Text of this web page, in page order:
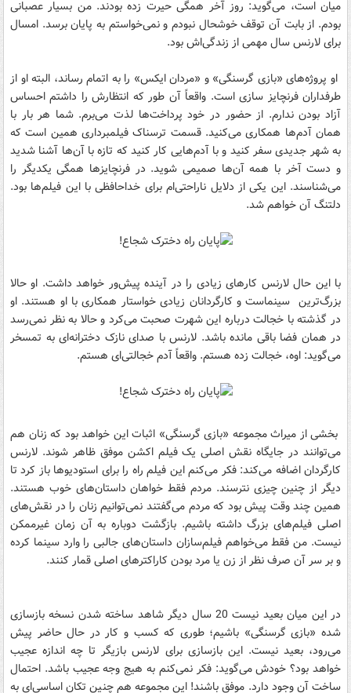
میان است، می‌گوید: روز آخر همگی حیرت زده بودند. من بسیار عصبانی
بودم. از بابت آن توقف خوشحال نبودم و نمی‌خواستم به پایان برسد. امسال
برای لارنس سال مهمی از زندگی‌اش بود.
او پروژه‌های «بازی گرسنگی» و «مردان ایکس» را به اتمام رساند، البته او از
طرفداران فرنچایز سازی است. واقعاً آن طور که انتظارش را داشتم احساس
آزاد بودن ندارم. از حضور در خود پرداخت‌ها لذت می‌برم. شما هر بار با
همان آدم‌ها همکاری می‌کنید. قسمت ترسناک فیلمبرداری همین است که
به شهر جدیدی سفر کنید و با آدم‌هایی کار کنید که تازه با آن‌ها آشنا شدید
و دست آخر با همه آن‌ها صمیمی شوید. در فرنچایزها همگی یکدیگر را
می‌شناسند. این یکی از دلایل ناراحتی‌ام برای خداحافظی با این فیلم‌ها بود.
دلتنگ آن خواهم شد.
با این حال لارنس کارهای زیادی را در آینده پیش‌ور خواهد داشت. او حالا
بزرگ‌ترین سینماست و کارگردانان زیادی خواستار همکاری با او هستند. او
در گذشته با خجالت درباره این شهرت صحبت می‌کرد و حالا به نظر نمی‌رسد
در همان فضا باقی مانده باشد. لارنس با صدای نازک دخترانه‌ای به تمسخر
می‌گوید: اوه، خجالت زده هستم. واقعاً آدم خجالتی‌ای هستم.
بخشی از میراث مجموعه «بازی گرسنگی» اثبات این خواهد بود که زنان هم
می‌توانند در جایگاه نقش اصلی یک فیلم اکشن موفق ظاهر شوند. لارنس
کارگردان اضافه می‌کند: فکر می‌کنم این فیلم راه را برای استودیوها باز کرد تا
دیگر از چنین چیزی نترسند. مردم فقط خواهان داستان‌های خوب هستند.
همین چند وقت پیش بود که مردم می‌گفتند نمی‌توانیم زنان را در نقش‌های
اصلی فیلم‌های بزرگ داشته باشیم. بازگشت دوباره به آن زمان غیرممکن
نیست. من فقط می‌خواهم فیلم‌سازان داستان‌های جالبی را وارد سینما کرده
و بر سر آن صرف نظر از زن یا مرد بودن کاراکترهای اصلی قمار کنند.
در این میان بعید نیست 20 سال دیگر شاهد ساخته شدن نسخه بازسازی
شده «بازی گرسنگی» باشیم؛ طوری که کسب و کار در حال حاضر پیش
می‌رود، بعید نیست. این بازسازی برای لارنس بازیگر تا چه اندازه عجیب
خواهد بود؟ خودش می‌گوید: فکر نمی‌کنم به هیج وجه عجیب باشد. احتمال
ساخت آن وجود دارد. موفق باشند! این مجموعه هم چنین تکان اساسی‌ای به